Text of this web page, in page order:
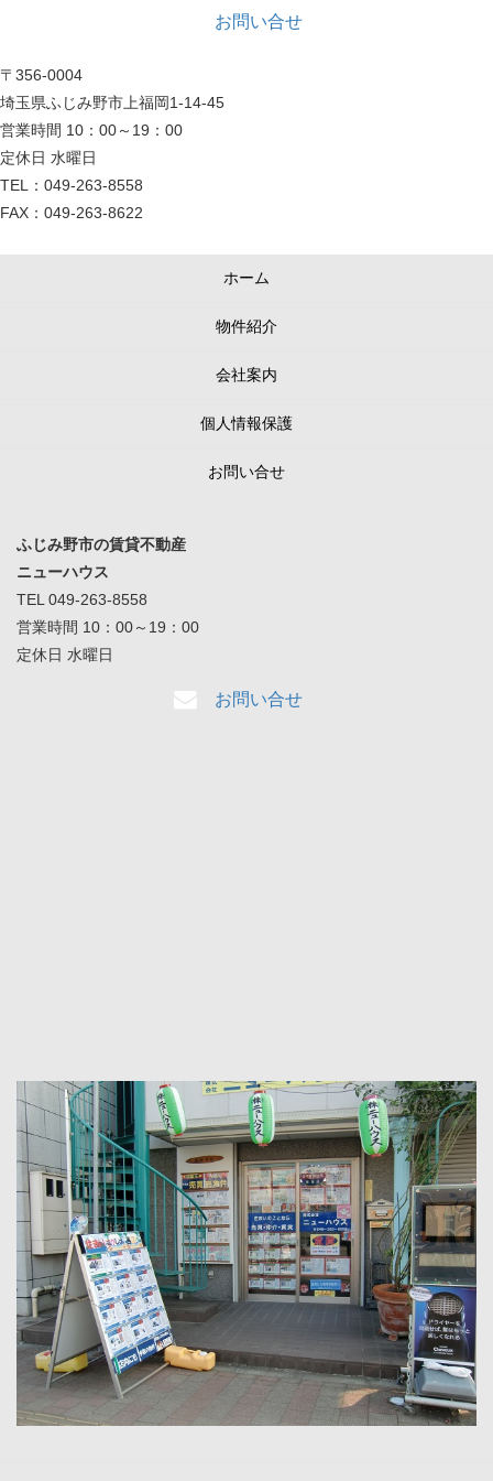
お問い合せ
〒356-0004
埼玉県ふじみ野市上福岡1-14-45
営業時間 10：00～19：00
定休日 水曜日
TEL：049-263-8558
FAX：049-263-8622
ホーム
物件紹介
会社案内
個人情報保護
お問い合せ
ふじみ野市の賃貸不動産
ニューハウス
TEL 049-263-8558
営業時間 10：00～19：00
定休日 水曜日
お問い合せ